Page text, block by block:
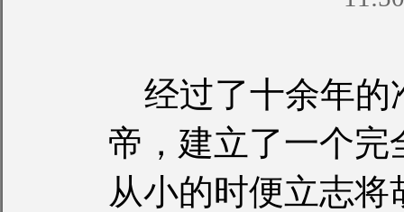
经过了十余年的
帝，建立了一个完
从小的时便立志